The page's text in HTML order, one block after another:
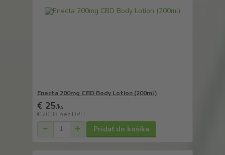
Enecta 200mg CBD Body Lotion (200ml)
€ 25/ks
€ 20,33 bez DPH
Pridať do košíka